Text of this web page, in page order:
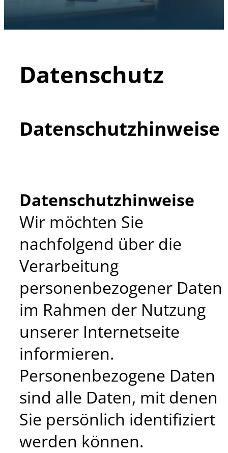
Datenschutz
Datenschutzhinweise
Datenschutzhinweise
Wir möchten Sie
nachfolgend über die
Verarbeitung
personenbezogener Daten
im Rahmen der Nutzung
unserer Internetseite
informieren.
Personenbezogene Daten
sind alle Daten, mit denen
Sie persönlich identifiziert
werden können.